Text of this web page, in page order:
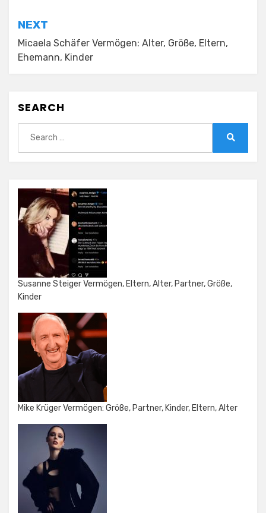
NEXT
Micaela Schäfer Vermögen: Alter, Größe, Eltern,
Ehemann, Kinder
SEARCH
for:
Susanne Steiger Vermögen, Eltern, Alter, Partner, Größe,
Kinder
Mike Krüger Vermögen: Größe, Partner, Kinder, Eltern, Alter